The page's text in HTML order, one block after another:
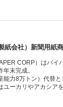
紙会社）新聞用紙
CORP）はバ
末完成。
能力8万トン）代替
ーカリやアカシアを